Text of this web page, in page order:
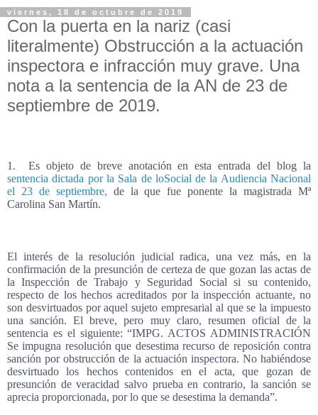
viernes, 18 de octubre de 2019
Con la puerta en la nariz (casi
literalmente) Obstrucción a la actuación
inspectora e infracción muy grave. Una
nota a la sentencia de la AN de 23 de
septiembre de 2019.
1.
Es objeto de breve anotación en esta entrada del blog la
sentencia dictada por la Sala de loSocial de la Audiencia Nacional
el 23 de septiembre, de la que fue ponente la magistrada Mª
Carolina San Martín.
El interés de la resolución judicial radica, una vez más, en la
confirmación de la presunción de certeza de que gozan las actas de
la Inspección de Trabajo y Seguridad Social si su contenido,
respecto de los hechos acreditados por la inspección actuante, no
son desvirtuados por aquel sujeto empresarial al que se la impuesto
una sanción. El breve, pero muy claro, resumen oficial de la
sentencia es el siguiente: “IMPG. ACTOS ADMINISTRACIÓN
Se impugna resolución que desestima recurso de reposición contra
sanción por obstrucción de la actuación inspectora. No habiéndose
desvirtuado los hechos contenidos en el acta, que gozan de
presunción de veracidad salvo prueba en contrario, la sanción se
aprecia proporcionada, por lo que se desestima la demanda”.